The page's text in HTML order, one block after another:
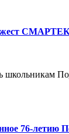
СМАРТЕКА
школьникам
76-летию